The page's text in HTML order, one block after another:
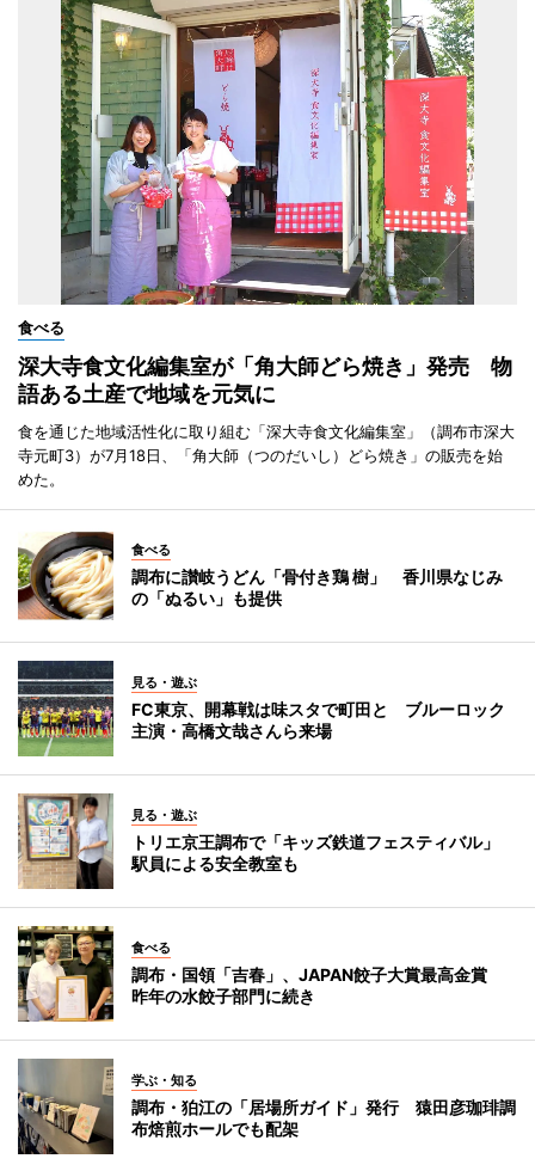
食べる
深大寺食文化編集室が「角大師どら焼き」発売 物
語ある土産で地域を元気に
食を通じた地域活性化に取り組む「深大寺食文化編集室」（調布市深大
寺元町3）が7月18日、「角大師（つのだいし）どら焼き」の販売を始
めた。
食べる
調布に讃岐うどん「骨付き鶏 樹」 香川県なじみ
の「ぬるい」も提供
見る・遊ぶ
FC東京、開幕戦は味スタで町田と ブルーロック
主演・高橋文哉さんら来場
見る・遊ぶ
トリエ京王調布で「キッズ鉄道フェスティバル」
駅員による安全教室も
食べる
調布・国領「吉春」、JAPAN餃子大賞最高金賞
昨年の水餃子部門に続き
学ぶ・知る
調布・狛江の「居場所ガイド」発行 猿田彦珈琲調
布焙煎ホールでも配架